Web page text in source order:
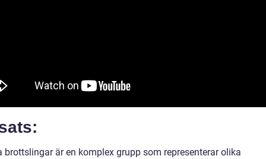
brottslingar är en komplex grupp som representerar olika